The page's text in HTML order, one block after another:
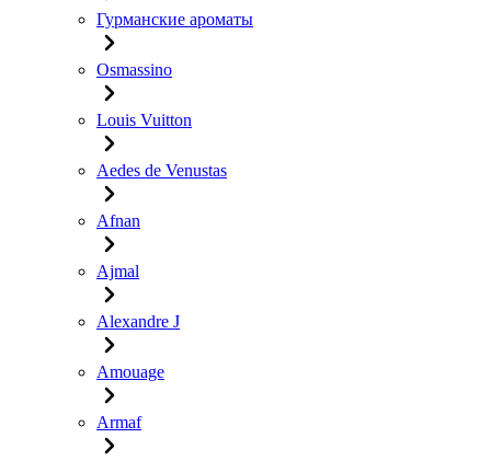
Гурманские ароматы
Osmassino
Louis Vuitton
Aedes de Venustas
Afnan
Ajmal
Alexandre J
Amouage
Armaf